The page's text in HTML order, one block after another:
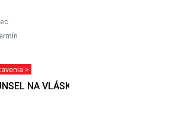
>
NA VLÁSKU